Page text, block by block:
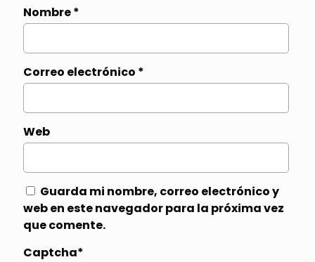
Nombre*
Correo electrónico *
Web
Guarda mi nombre, correo electrónico y
web en este navegador para la próxima vez
que comente.
Captcha*